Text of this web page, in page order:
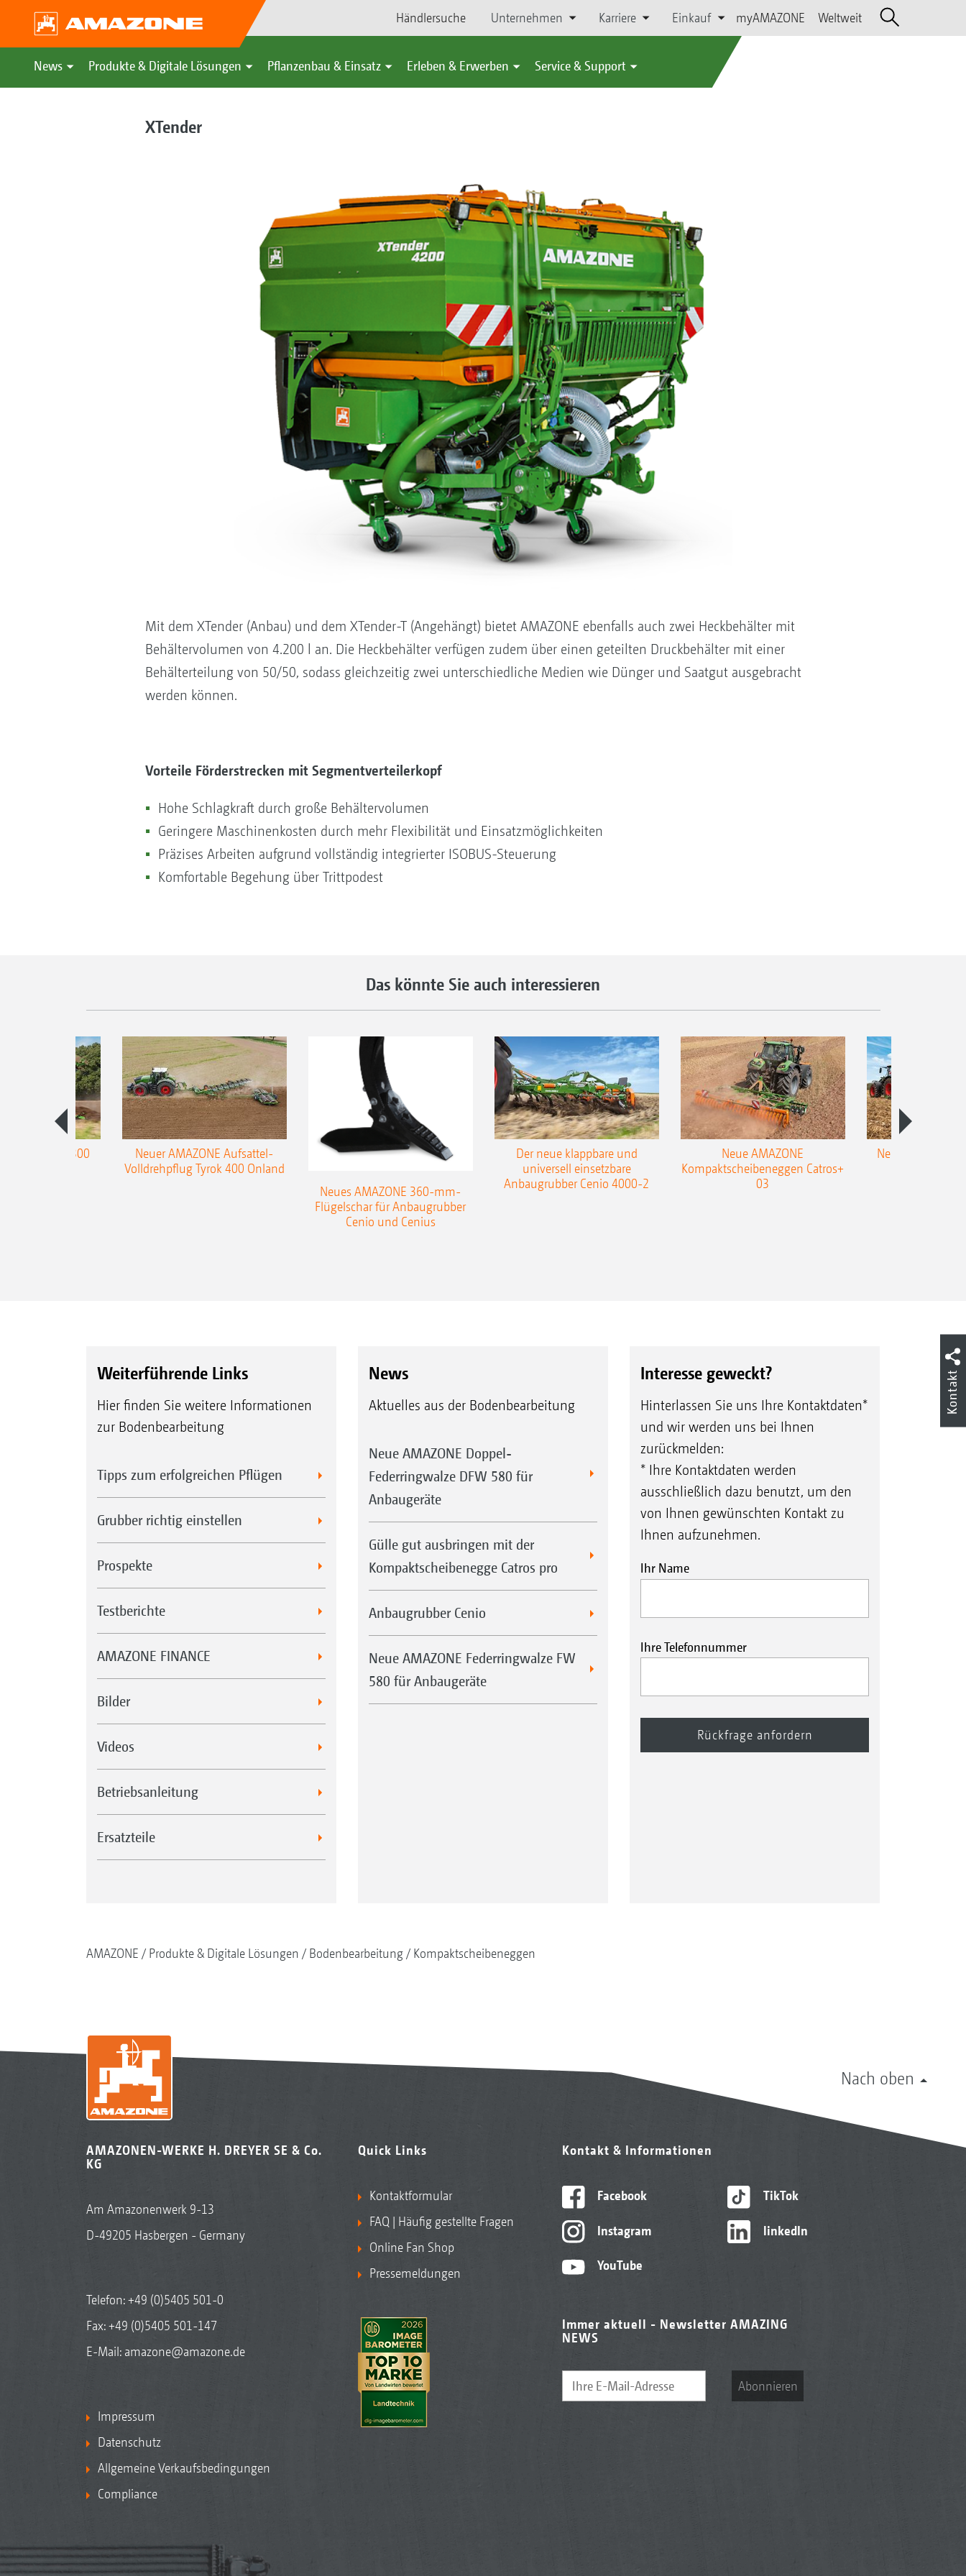
Händlersuche Unternehmen Karriere Einkauf myAMAZONE Weltweit
News Produkte & Digitale Lösungen Pflanzenbau & Einsatz Erleben & Erwerben Service & Support
XTender
Mit dem XTender (Anbau) und dem XTender-T (Angehängt) bietet AMAZONE ebenfalls auch zwei Heckbehälter mit
Behältervolumen von 4.200 l an. Die Heckbehälter verfügen zudem über einen geteilten Druckbehälter mit einer
Behälterteilung von 50/50, sodass gleichzeitig zwei unterschiedliche Medien wie Dünger und Saatgut ausgebracht
werden können.
Vorteile Förderstrecken mit Segmentverteilerkopf
Hohe Schlagkraft durch große Behältervolumen
Geringere Maschinenkosten durch mehr Flexibilität und Einsatzmöglichkeiten
Präzises Arbeiten aufgrund vollständig integrierter ISOBUS-Steuerung
Komfortable Begehung über Trittpodest
Das könnte Sie auch interessieren
Teres 300
Neuer AMAZONE Aufsattel-
Volldrehpflug Tyrok 400 Onland
Neues AMAZONE 360-mm-
Flügelschar für Anbaugrubber
Cenio und Cenius
Der neue klappbare und
universell einsetzbare
Anbaugrubber Cenio 4000-2
Neue AMAZONE
Kompaktscheibeneggen Catros+
03
Neuer
Weiterführende Links
Hier finden Sie weitere Informationen
zur Bodenbearbeitung
Tipps zum erfolgreichen Pflügen
Grubber richtig einstellen
Prospekte
Testberichte
AMAZONE FINANCE
Bilder
Videos
Betriebsanleitung
Ersatzteile
News
Aktuelles aus der Bodenbearbeitung
Neue AMAZONE Doppel-
Federringwalze DFW 580 für
Anbaugeräte
Gülle gut ausbringen mit der
Kompaktscheibenegge Catros pro
Anbaugrubber Cenio
Neue AMAZONE Federringwalze FW
580 für Anbaugeräte
Interesse geweckt?
Hinterlassen Sie uns Ihre Kontaktdaten*
und wir werden uns bei Ihnen
zurückmelden:
* Ihre Kontaktdaten werden
ausschließlich dazu benutzt, um den
von Ihnen gewünschten Kontakt zu
Ihnen aufzunehmen.
Ihr Name
Ihre Telefonnummer
AMAZONE Produkte & Digitale Lösungen Bodenbearbeitung Kompaktscheibeneggen
Nach oben
AMAZONEN-WERKE H. DREYER SE & Co.
KG
Am Amazonenwerk 9-13
D-49205 Hasbergen - Germany
Telefon:+49 (0)5405 501-0
Fax: +49 (0)5405 501-147
E-Mail: amazone@amazone.de
Impressum
Datenschutz
Allgemeine Verkaufsbedingungen
Compliance
Quick Links
Kontaktformular
FAQ | Häufig gestellte Fragen
Online Fan Shop
Pressemeldungen
Kontakt & Informationen
Facebook
Instagram
YouTube
TikTok
linkedIn
Immer aktuell - Newsletter AMAZING
NEWS
Abonnieren
Kontakt